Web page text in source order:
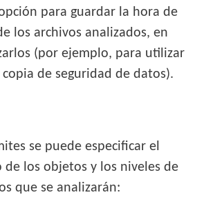
para guardar la hora de
los archivos analizados, en
(por ejemplo, para utilizar
de seguridad de datos).
se puede especificar el
los objetos y los niveles de
que se analizarán: